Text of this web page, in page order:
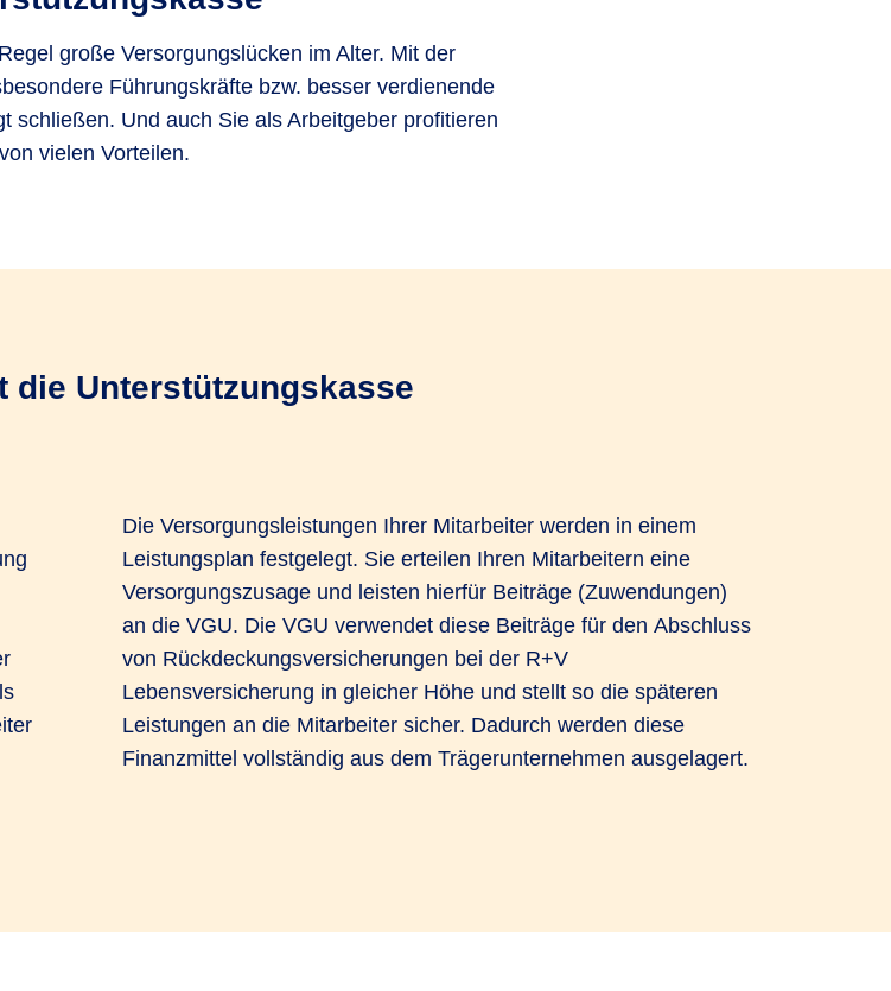
große Versorgungslücken im Alter. Mit der
Führungskräfte bzw. besser verdienende
schließen. Und auch Sie als Arbeitgeber profitieren
von vielen Vorteilen.
die Unterstützungskasse
Die Versorgungsleistungen Ihrer Mitarbeiter werden in einem
Leistungsplan festgelegt. Sie erteilen Ihren Mitarbeitern eine
Versorgungszusage und leisten hierfür Beiträge (Zuwendungen)
an die VGU. Die VGU verwendet diese Beiträge für den Abschluss
von Rückdeckungsversicherungen bei der R+V
Lebensversicherung in gleicher Höhe und stellt so die späteren
Leistungen an die Mitarbeiter sicher. Dadurch werden diese
Finanzmittel vollständig aus dem Trägerunternehmen ausgelagert.